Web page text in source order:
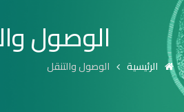
الوصول
الرئيسية الوصول والتنقل